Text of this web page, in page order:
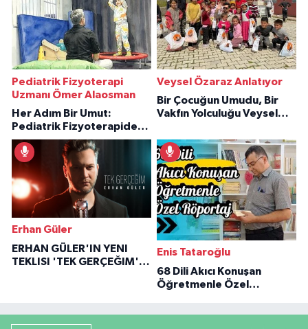
Pediatrik Fizyoterapi
Uzmanı Ömer Alaosman
Her Adım Bir Umut:
Pediatrik Fizyoterapiden
İlham Veren Hikâyeler
Veysel Özaraz Anlatıyor
Bir Çocuğun Umudu, Bir
Vakfın Yolculuğu Veysel
Erhan Güler
ERHAN GÜLER'IN YENI
TEKLISI 'TEK GERÇEĞIM'LE
Enis Tataroğlu
68 Dili Akıcı Konuşan
Öğretmenle Özel